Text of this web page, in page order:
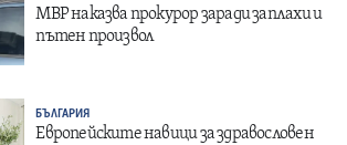
МВР наказва прокурор заради заплахи и
пътен произвол
БЪЛГАРИЯ
Европейските навици за здравословен